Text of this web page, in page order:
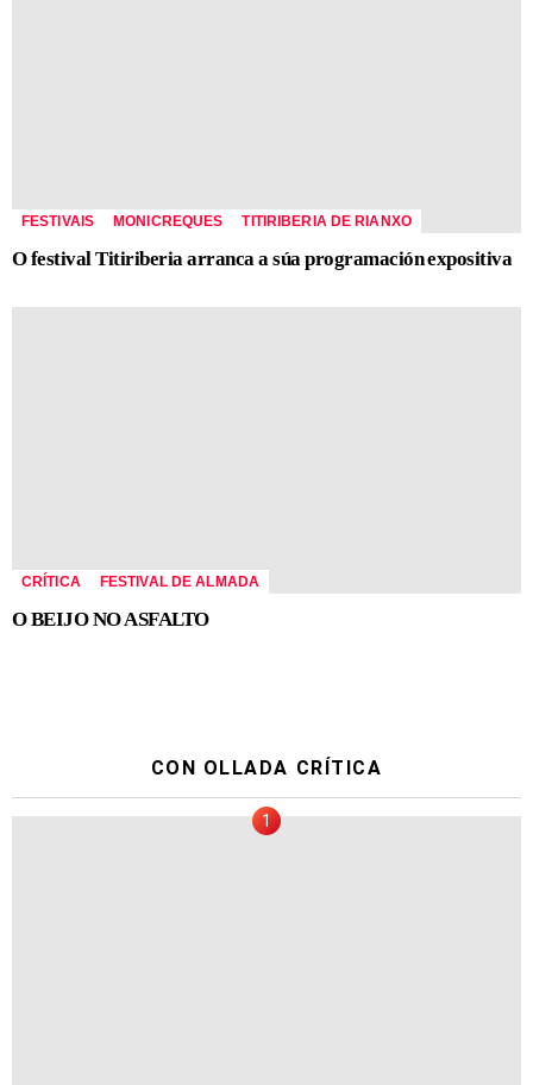
FESTIVAIS MONICREQUES TITIRIBERIA DE RIANXO
O festival Titiriberia arranca a súa programación expositiva
CRÍTICA FESTIVAL DE ALMADA
O BEIJO NO ASFALTO
CON OLLADA CRÍTICA